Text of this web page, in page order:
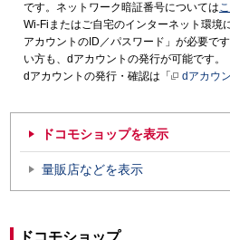
です。ネットワーク暗証番号については
Wi-Fiまたはご自宅のインターネット環境
アカウントのID／パスワード」が必要で
い方も、dアカウントの発行が可能です。
dアカウントの発行・確認は「
dアカウ
ドコモショップを表示
量販店などを表示
ドコモショップ